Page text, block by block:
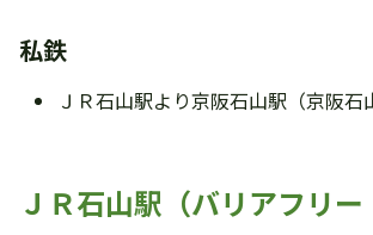
私鉄
ＪＲ石山駅より京阪石山駅（京阪石
ＪＲ石山駅（バリアフリ